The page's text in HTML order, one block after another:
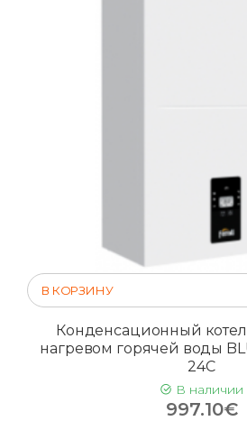
В КОРЗИНУ
Конденсационный
нагревом горячей воды
24C
В наличии
997.10€